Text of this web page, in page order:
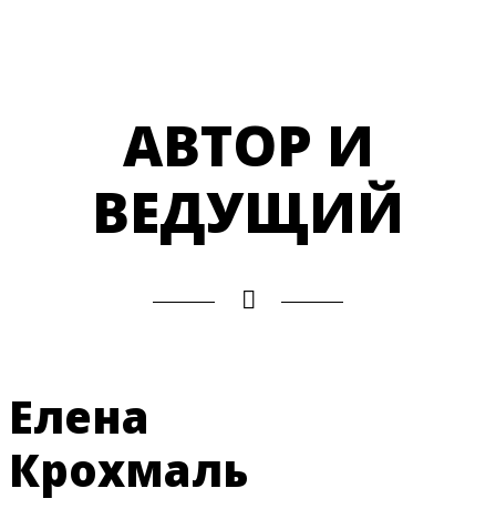
АВТОР И
ВЕДУЩИЙ
Елена
Крохмаль